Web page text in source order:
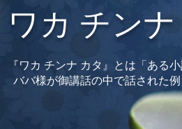
ワカ チン
『ワカ チンナ カタ』とは「ある
ババ様が御講話の中で話された